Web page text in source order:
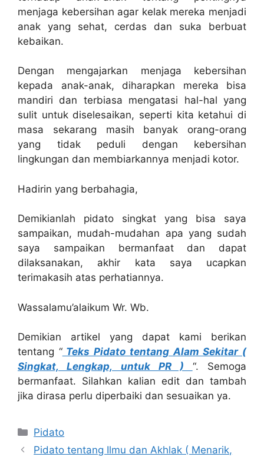
menjaga kebersihan agar kelak mereka menjadi
anak yang sehat, cerdas dan suka berbuat
kebaikan.
Dengan mengajarkan menjaga kebersihan
kepada anak-anak, diharapkan mereka bisa
mandiri dan terbiasa mengatasi hal-hal yang
sulit untuk diselesaikan, seperti kita ketahui di
masa sekarang masih banyak orang-orang
yang tidak peduli dengan kebersihan
lingkungan dan membiarkannya menjadi kotor.
Hadirin yang berbahagia,
Demikianlah pidato singkat yang bisa saya
sampaikan, mudah-mudahan apa yang sudah
saya sampaikan bermanfaat dan dapat
dilaksanakan, akhir kata saya ucapkan
terimakasih atas perhatiannya.
Wassalamu’alaikum Wr. Wb.
Demikian artikel yang dapat kami berikan
tentang “Teks Pidato tentang Alam Sekitar (
Singkat, Lengkap, untuk PR ) “. Semoga
bermanfaat. Silahkan kalian edit dan tambah
jika dirasa perlu diperbaiki dan sesuaikan ya.
Kategori
Pidato
Pidato tentang Ilmu dan Akhlak ( Menarik,